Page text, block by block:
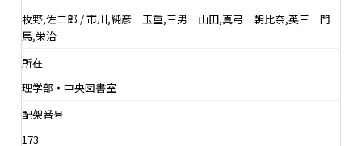
牧野,佐二郎 / 市川,純彦 玉重,三男 山田,真弓 朝比奈,英三 門
馬,栄治
所在
理学部・中央図書室
配架番号
173